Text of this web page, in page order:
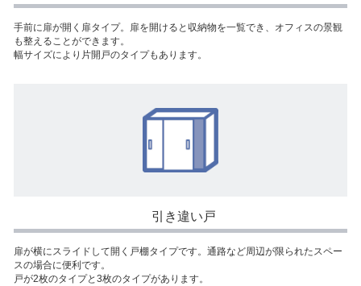
手前に扉が開く扉タイプ。扉を開けると収納物を一覧でき、オフィスの景観
も整えることができます。
幅サイズにより片開戸のタイプもあります。
引き違い戸
扉が横にスライドして開く戸棚タイプです。通路など周辺が限られたスペー
スの場合に便利です。
戸が2枚のタイプと3枚のタイプがあります。